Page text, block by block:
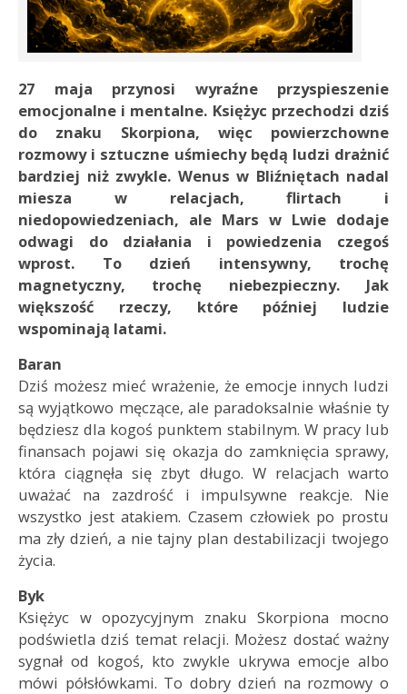
27 maja przynosi wyraźne przyspieszenie
emocjonalne i mentalne. Księżyc przechodzi dziś
do znaku Skorpiona, więc powierzchowne
rozmowy i sztuczne uśmiechy będą ludzi drażnić
bardziej niż zwykle. Wenus w Bliźniętach nadal
miesza w relacjach, flirtach i
niedopowiedzeniach, ale Mars w Lwie dodaje
odwagi do działania i powiedzenia czegoś
wprost. To dzień intensywny, trochę
magnetyczny, trochę niebezpieczny. Jak
większość rzeczy, które później ludzie
wspominają latami.
Baran
Dziś możesz mieć wrażenie, że emocje innych ludzi
są wyjątkowo męczące, ale paradoksalnie właśnie ty
będziesz dla kogoś punktem stabilnym. W pracy lub
finansach pojawi się okazja do zamknięcia sprawy,
która ciągnęła się zbyt długo. W relacjach warto
uważać na zazdrość i impulsywne reakcje. Nie
wszystko jest atakiem. Czasem człowiek po prostu
ma zły dzień, a nie tajny plan destabilizacji twojego
życia.
Byk
Księżyc w opozycyjnym znaku Skorpiona mocno
podświetla dziś temat relacji. Możesz dostać ważny
sygnał od kogoś, kto zwykle ukrywa emocje albo
mówi półsłówkami. To dobry dzień na rozmowy o